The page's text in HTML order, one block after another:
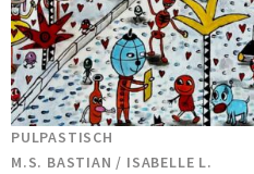
PULPASTISCH
M.S. BASTIAN / ISABELLE L.